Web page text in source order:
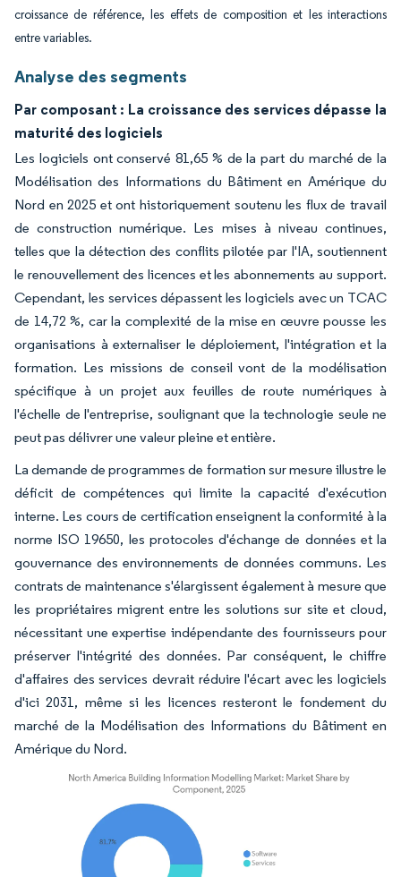
croissance de référence, les effets de composition et les interactions
entre variables.
Analyse des segments
Par composant : La croissance des services dépasse la
maturité des logiciels
Les logiciels ont conservé 81,65 % de la part du marché de la
Modélisation des Informations du Bâtiment en Amérique du
Nord en 2025 et ont historiquement soutenu les flux de travail
de construction numérique. Les mises à niveau continues,
telles que la détection des conflits pilotée par l'IA, soutiennent
le renouvellement des licences et les abonnements au support.
Cependant, les services dépassent les logiciels avec un TCAC
de 14,72 %, car la complexité de la mise en œuvre pousse les
organisations à externaliser le déploiement, l'intégration et la
formation. Les missions de conseil vont de la modélisation
spécifique à un projet aux feuilles de route numériques à
l'échelle de l'entreprise, soulignant que la technologie seule ne
peut pas délivrer une valeur pleine et entière.
La demande de programmes de formation sur mesure illustre le
déficit de compétences qui limite la capacité d'exécution
interne. Les cours de certification enseignent la conformité à la
norme ISO 19650, les protocoles d'échange de données et la
gouvernance des environnements de données communs. Les
contrats de maintenance s'élargissent également à mesure que
les propriétaires migrent entre les solutions sur site et cloud,
nécessitant une expertise indépendante des fournisseurs pour
préserver l'intégrité des données. Par conséquent, le chiffre
d'affaires des services devrait réduire l'écart avec les logiciels
d'ici 2031, même si les licences resteront le fondement du
marché de la Modélisation des Informations du Bâtiment en
Amérique du Nord.